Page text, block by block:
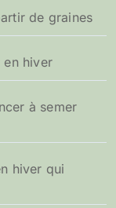
de graines
en hiver
à semer
hiver qui